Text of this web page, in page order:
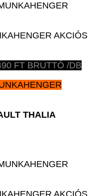
AKCIÓS
FT BRUTTÓ /DB
THALIA
AKCIÓS